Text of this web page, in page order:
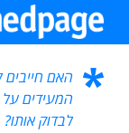
האם חייבים
המעידים על
לבדוק אותו?